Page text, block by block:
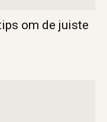
om de juiste